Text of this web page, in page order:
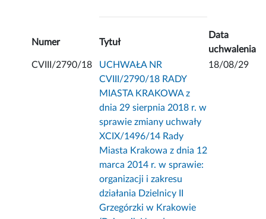
Numer Tytuł
Data
uchwalenia
CVIII/2790/18
UCHWAŁA NR
CVIII/2790/18 RADY
MIASTA KRAKOWA z
dnia 29 sierpnia 2018 r. w
sprawie zmiany uchwały
XCIX/1496/14 Rady
Miasta Krakowa z dnia 12
marca 2014 r. w sprawie:
organizacji i zakresu
działania Dzielnicy II
Grzegórzki w Krakowie
18/08/29